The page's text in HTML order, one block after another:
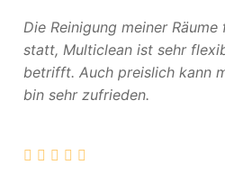
Die Reinigung meiner
statt, Multiclean ist sehr
betrifft. Auch preislich kann
bin sehr zufrieden.